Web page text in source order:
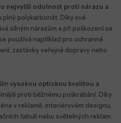
nejvyšší odolnost proti nárazu a
plný polykarbonát. Díky své
silným nárazům a při poškození se
používá například pro ochranné
zastávky veřejné dopravy nebo
vysokou optickou kvalitou a
proti běžnému poškrábání. Díky
v reklamě, interiérovém designu,
tabulí nebo světelných reklam.